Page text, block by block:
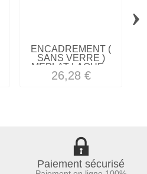
ENCADREMENT (
SANS VERRE )
MEPLAT LAQUE...
26,28 €
›
Paiement sécurisé